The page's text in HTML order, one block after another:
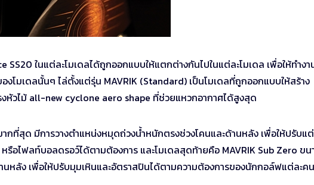
SS20 ในแต่ละโมเดลได้ถูกออกแบบให้แตกต่างกันไปในแต่ละโมเดล เพื่อให้ทำงา
องโมเดลนั้นๆ ไล่ตั้งแต่รุ่น MAVRIK (Standard) เป็นโมเดลที่ถูกออกแบบให้สร้าง
หัวไม้ all-new cyclone aero shape ที่ช่วยแหวกอากาศได้สูงสุด
กที่สุด มีการวางตำแหน่งหมุดถ่วงน้ำหนักตรงช่วงโคนและด้านหลัง เพื่อให้ปรับแ
อไฟลท์บอลดรอว์ได้ตามต้องการ และโมเดลสุดท้ายคือ MAVRIK Sub Zero ข
หลัง เพื่อให้ปรับมุมเหินและอัตราสปินได้ตามความต้องการของนักกอล์ฟแต่ละคน